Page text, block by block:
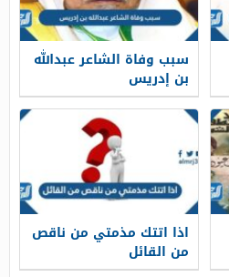
سبب وفاة الشاعر عبدالله
بن إدريس
اذا اتتك مذمتي من ناقص
من القائل